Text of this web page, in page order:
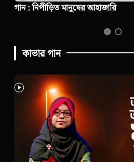
মানুষের আহাজারি
কাভার গান